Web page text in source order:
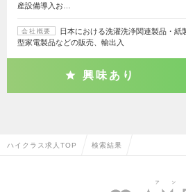
産設備導入お…
会社概要
日本における洗濯洗浄関連製品・紙
型家電製品などの販売、輸出入
興味あり
ハイクラス求人TOP 検索結果